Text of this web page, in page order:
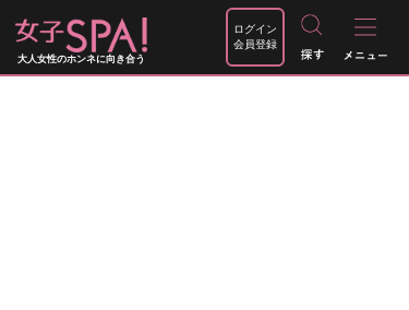
大人女性のホンネに向き合う
ログイン
会員登録